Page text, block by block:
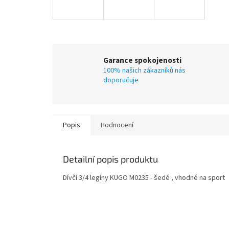
Garance spokojenosti
100% našich zákazníků nás
doporučuje
Popis Hodnocení
Detailní popis produktu
Dívčí 3/4 legíny KUGO M0235 - šedé , vhodné na sport